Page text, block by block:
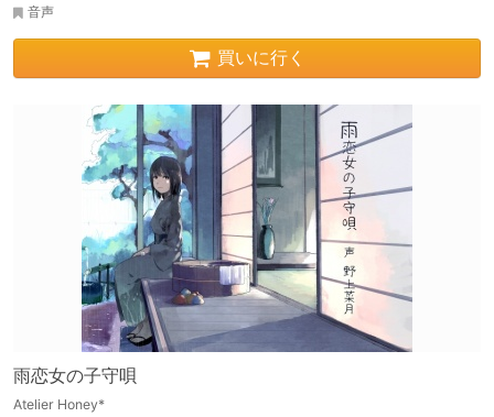
音声
買いに行く
雨恋女の子守唄
Atelier Honey*